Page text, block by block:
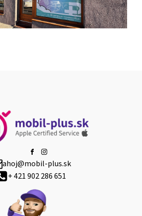
ahoj@mobil-plus.sk
+ 421 902 286 651